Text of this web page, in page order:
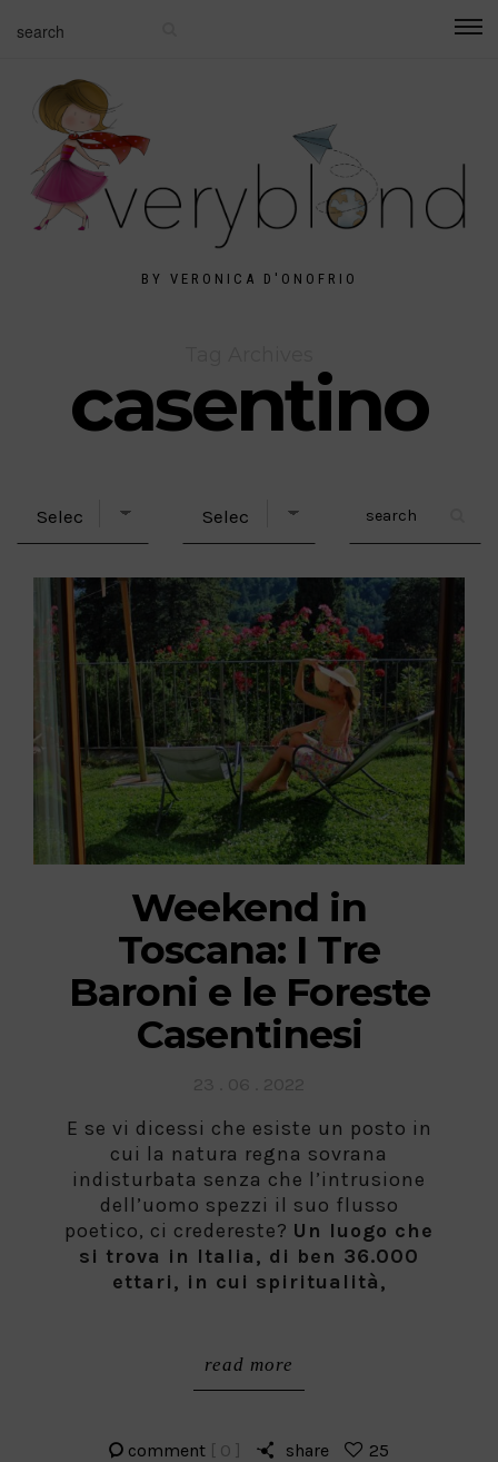
BY VERONICA D'ONOFRIO
casentino
Weekend in
Toscana: I Tre
Baroni e le Foreste
Casentinesi
E se vi dicessi che esiste un posto in
cui la natura regna sovrana
indisturbata senza che l’intrusione
dell’uomo spezzi il suo flusso
poetico, ci credereste? Un luogo che
si trova in Italia, di ben 36.000
ettari, in cui spiritualità,
read more
comment [ 0 ] share 25